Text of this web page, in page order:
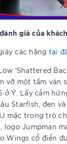
giá của
các hãng tại
'Shattered
vỡ một tấm ván
ở Ý. Lấy cảm
Starfish, đen
mặc trong trò
logo Jumpman
Wings cổ điển